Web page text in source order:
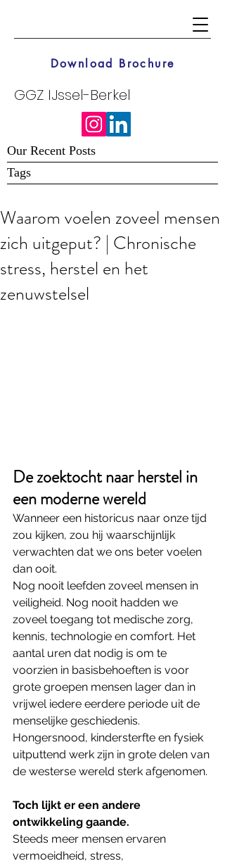
GGZ IJssel-Berkel
Download Brochure
Our Recent Posts
Tags
Waarom voelen zoveel mensen
zich uitgeput? | Chronische
stress, herstel en het
zenuwstelsel
De zoektocht naar herstel in
een moderne wereld
Wanneer een historicus naar onze tijd
zou kijken, zou hij waarschijnlijk
verwachten dat we ons beter voelen
dan ooit.
Nog nooit leefden zoveel mensen in
veiligheid. Nog nooit hadden we
zoveel toegang tot medische zorg,
kennis, technologie en comfort. Het
aantal uren dat nodig is om te
voorzien in basisbehoeften is voor
grote groepen mensen lager dan in
vrijwel iedere eerdere periode uit de
menselijke geschiedenis.
Hongersnood, kindersterfte en fysiek
uitputtend werk zijn in grote delen van
de westerse wereld sterk afgenomen.
Toch lijkt er een andere
ontwikkeling gaande.
Steeds meer mensen ervaren
vermoeidheid, stress,